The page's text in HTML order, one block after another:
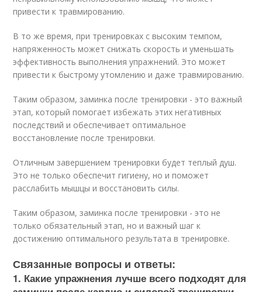
привести к травмированию.
В то же время, при тренировках с высоким темпом,
напряженность может снижать скорость и уменьшать
эффективность выполнения упражнений. Это может
привести к быстрому утомлению и даже травмированию.
Таким образом, заминка после тренировки - это важный
этап, который помогает избежать этих негативных
последствий и обеспечивает оптимальное
восстановление после тренировки.
Отличным завершением тренировки будет теплый душ.
Это не только обеспечит гигиену, но и поможет
расслабить мышцы и восстановить силы.
Таким образом, заминка после тренировки - это не
только обязательный этап, но и важный шаг к
достижению оптимального результата в тренировке.
Связанные вопросы и ответы:
1. Какие упражнения лучше всего подходят для